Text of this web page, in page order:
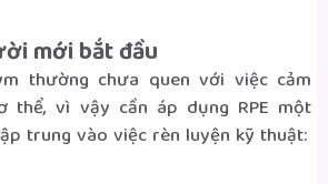
mới bắt đầu
thường chưa quen với việc cảm
thể, vì vậy cần áp dụng RPE một
trung vào việc rèn luyện kỹ thuật: